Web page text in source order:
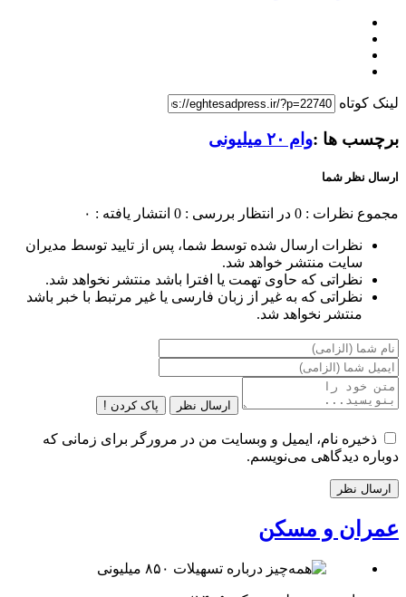
لینک کوتاه
برچسب ها :وام ۲۰ میلیونی
ارسال نظر شما
مجموع نظرات : 0 در انتظار بررسی : 0 انتشار یافته : ۰
نظرات ارسال شده توسط شما، پس از تایید توسط مدیران
سایت منتشر خواهد شد.
نظراتی که حاوی تهمت یا افترا باشد منتشر نخواهد شد.
نظراتی که به غیر از زبان فارسی یا غیر مرتبط با خبر باشد
منتشر نخواهد شد.
ارسال نظر پاک کردن !
ذخیره نام، ایمیل و وبسایت من در مرورگر برای زمانی که
دوباره دیدگاهی می‌نویسم.
عمران و مسکن